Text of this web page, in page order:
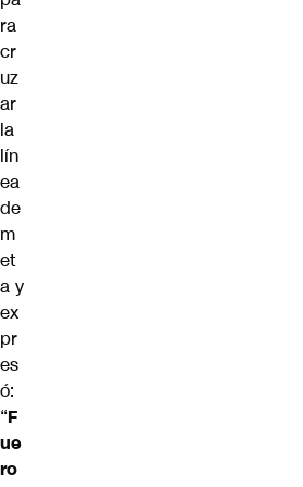
ra
cr
uz
ar
la
lín
ea
de
m
et
a y
ex
pr
es
ó:
“F
ue
ro